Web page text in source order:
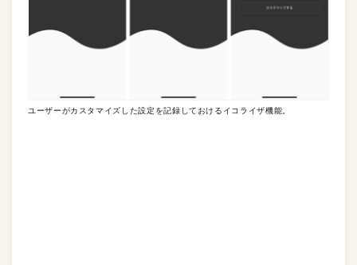
ユーザーがカスタマイズした設定を記録しておけるイコライザ機能。